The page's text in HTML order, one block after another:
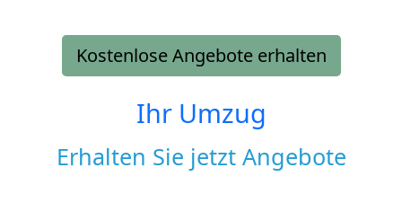
Kostenlose Angebote erhalten
Ihr Umzug
Erhalten Sie jetzt Angebote